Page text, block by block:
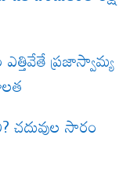
ప్రజాస్వామ్య
చదువుల సారం